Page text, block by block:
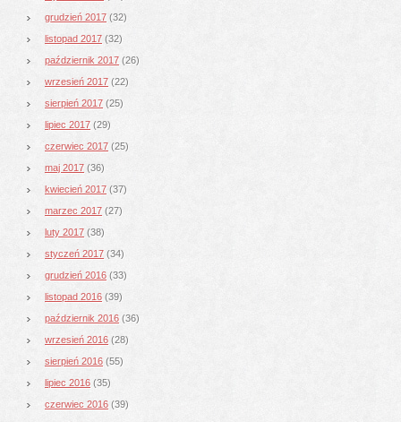
grudzień 2017 (32)
listopad 2017 (32)
październik 2017 (26)
wrzesień 2017 (22)
sierpień 2017 (25)
lipiec 2017 (29)
czerwiec 2017 (25)
maj 2017 (36)
kwiecień 2017 (37)
marzec 2017 (27)
luty 2017 (38)
styczeń 2017 (34)
grudzień 2016 (33)
listopad 2016 (39)
październik 2016 (36)
wrzesień 2016 (28)
sierpień 2016 (55)
lipiec 2016 (35)
czerwiec 2016 (39)